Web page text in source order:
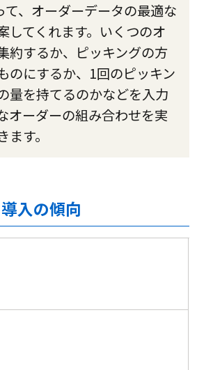
て、オーダーデータの最適な
してくれます。いくつのオ
約するか、ピッキングの方
のにするか、1回のピッキン
量を持てるのかなどを入力
オーダーの組み合わせを実
す。
導入の傾向